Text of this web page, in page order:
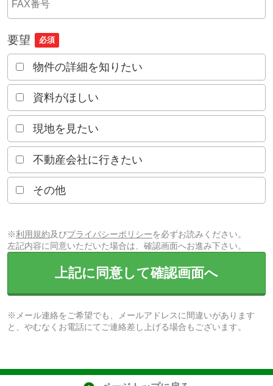
要望 必須
物件の詳細を知りたい
資料がほしい
現地を見たい
不動産会社に行きたい
その他
※利用規約及びプライバシーポリシーを必ずお読みください。
左記内容に同意いただいた場合は、確認画面へお進み下さい。
上記に同意して確認画面へ
※メール連絡をご希望でも、メールアドレスに間違いがあります
と、やむなくお電話にてご連絡差し上げる場合もございます。